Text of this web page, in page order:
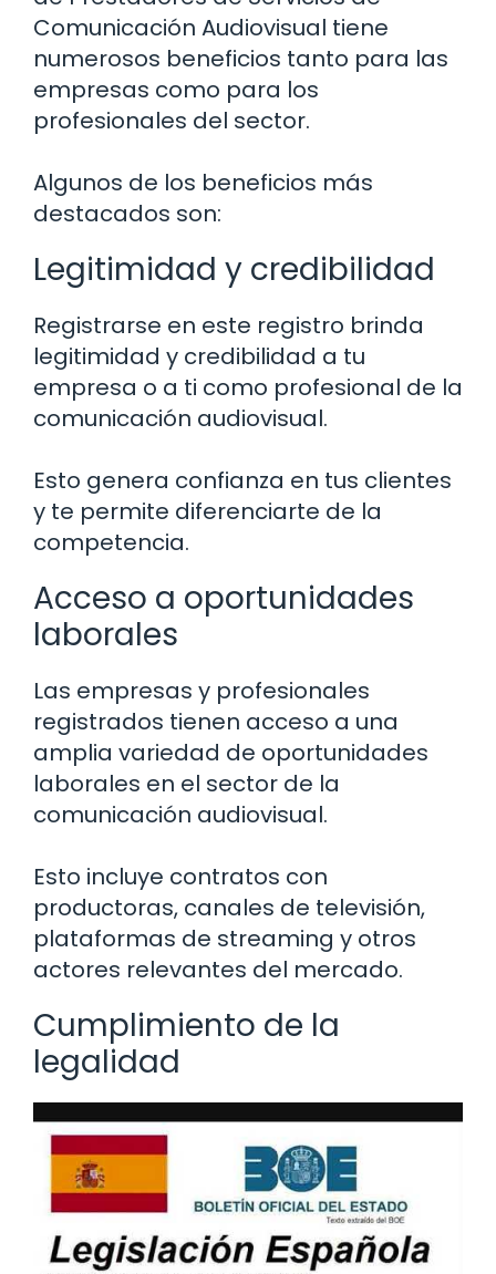
Comunicación Audiovisual tiene
numerosos beneficios tanto para las
empresas como para los
profesionales del sector.
Algunos de los beneficios más
destacados son:
Legitimidad y credibilidad
Registrarse en este registro brinda
legitimidad y credibilidad a tu
empresa o a ti como profesional de la
comunicación audiovisual.
Esto genera confianza en tus clientes
y te permite diferenciarte de la
competencia.
Acceso a oportunidades
laborales
Las empresas y profesionales
registrados tienen acceso a una
amplia variedad de oportunidades
laborales en el sector de la
comunicación audiovisual.
Esto incluye contratos con
productoras, canales de televisión,
plataformas de streaming y otros
actores relevantes del mercado.
Cumplimiento de la
legalidad